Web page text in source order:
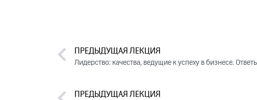
ПРЕДЫДУЩАЯ ЛЕКЦИЯ
Лидерство: качества, ведущие к успеху в бизнесе.
ПРЕДЫДУЩАЯ ЛЕКЦИЯ